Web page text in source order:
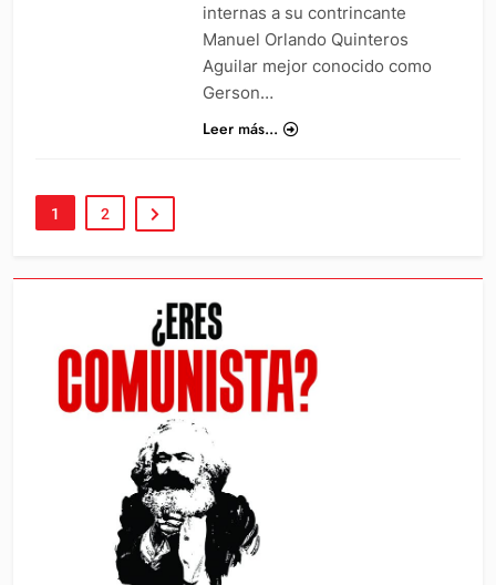
internas a su contrincante
Manuel Orlando Quinteros
Aguilar mejor conocido como
Gerson…
Leer más...
1 2